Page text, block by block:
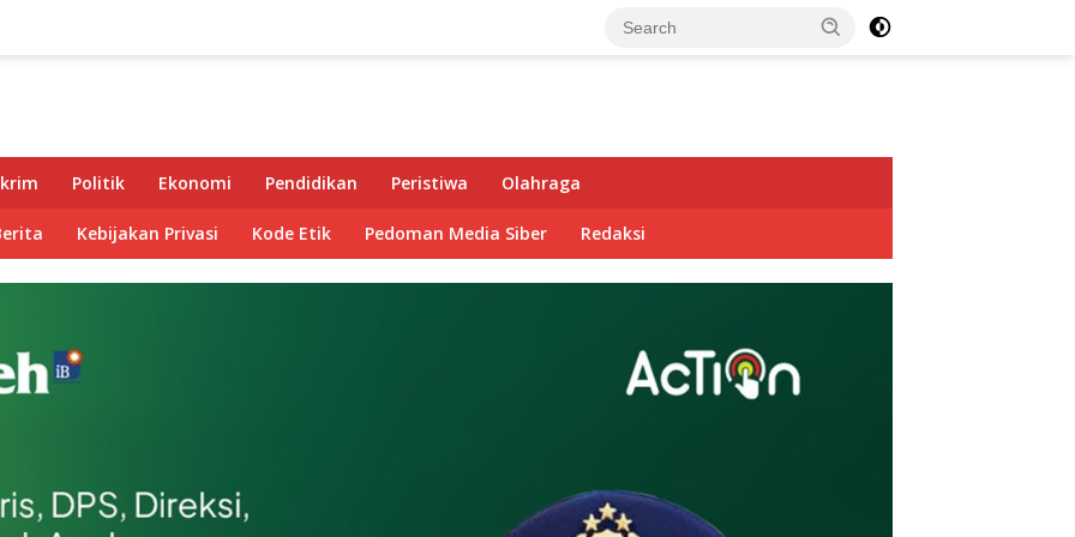
Politik Ekonomi Pendidikan Peristiwa Olahraga
Kebijakan Privasi Kode Etik Pedoman Media Siber Redaksi